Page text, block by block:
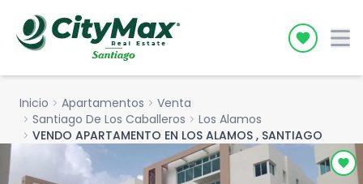
Icon
Inicio chevron_right Apartamentos chevron_right Venta
chevron_right Santiago De Los Caballeros chevron_right Los Alamos
chevron_right VENDO APARTAMENTO EN LOS ALAMOS , SANTIAGO